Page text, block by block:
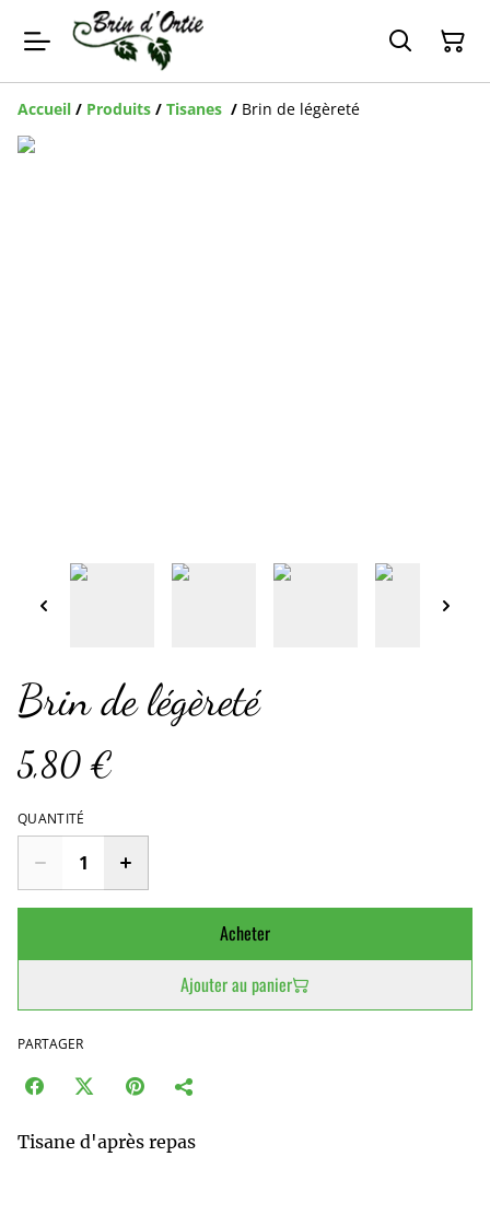
Accueil / Produits / Tisanes / Brin de légèreté
Brin de légèreté
5,80 €
QUANTITÉ
Acheter
Ajouter au panier
PARTAGER
Tisane d'après repas